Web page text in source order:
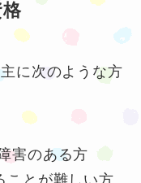
に次のような方
害のある方
ことが難しい方